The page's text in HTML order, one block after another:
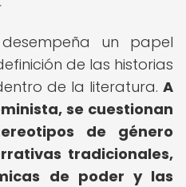
un papel
de las historias
de la literatura. A
se cuestionan
de género
tradicionales,
de poder y las